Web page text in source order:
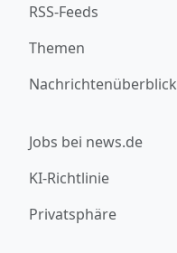
RSS-Feeds
Themen
Nachrichtenüberblick
Jobs bei news.de
KI-Richtlinie
Privatsphäre